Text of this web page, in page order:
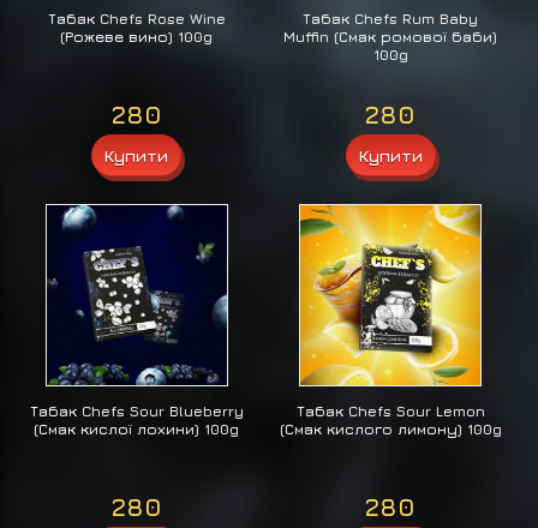
Табак Chefs Rose Wine
(Рожеве вино) 100g
280
Табак Chefs Rum Baby
Muffin (Смак ромової баби)
100g
280
Табак Chefs Sour Blueberry
(Смак кислої лохини) 100g
280
Табак Chefs Sour Lemon
(Смак кислого лимону) 100g
280